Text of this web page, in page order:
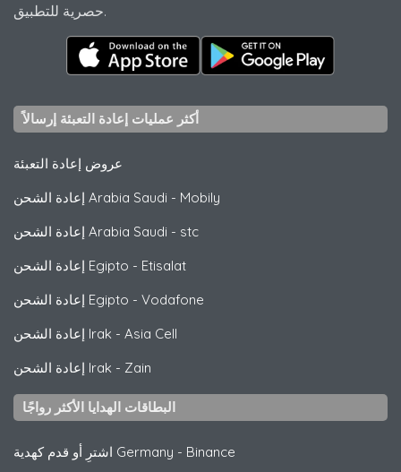
حصرية للتطبيق.
أكثر عمليات إعادة التعبئة إرسالاً
عروض إعادة التعبئة
إعادة الشحن Arabia Saudi - Mobily
إعادة الشحن Arabia Saudi - stc
إعادة الشحن Egipto - Etisalat
إعادة الشحن Egipto - Vodafone
إعادة الشحن Irak - Asia Cell
إعادة الشحن Irak - Zain
البطاقات الهدايا الأكثر رواجًا
اشترِ أو قدم كهدية Germany - Binance